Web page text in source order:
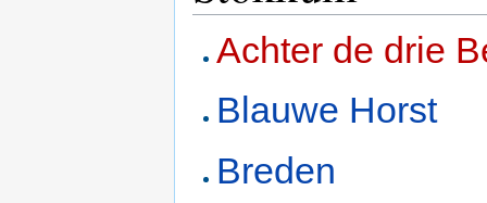
Achter de drie
Blauwe Horst
Breden